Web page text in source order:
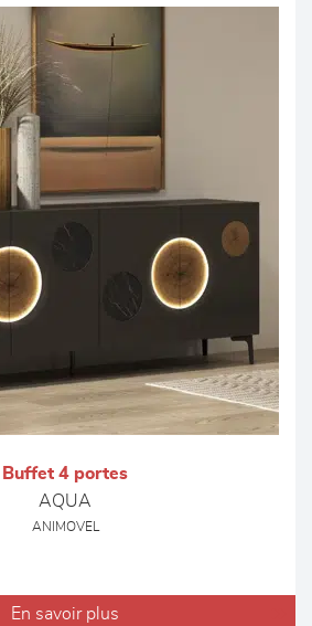
Buffet 4 portes
AQUA
ANIMOVEL
En savoir plus